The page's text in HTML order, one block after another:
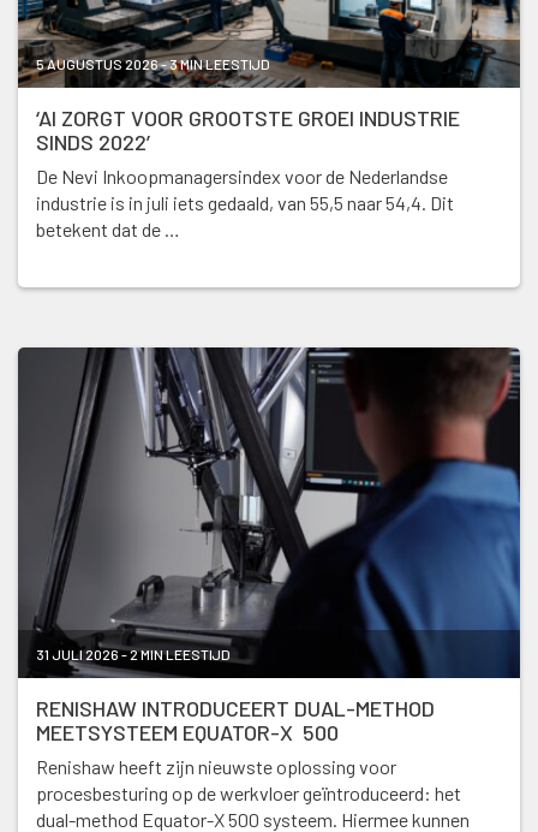
5 AUGUSTUS 2026 - 3 MIN LEESTIJD
‘AI ZORGT VOOR GROOTSTE GROEI INDUSTRIE
SINDS 2022’
De Nevi Inkoopmanagersindex voor de Nederlandse
industrie is in juli iets gedaald, van 55,5 naar 54,4. Dit
betekent dat de …
31 JULI 2026 - 2 MIN LEESTIJD
RENISHAW INTRODUCEERT DUAL-METHOD
MEETSYSTEEM EQUATOR-X 500
Renishaw heeft zijn nieuwste oplossing voor
procesbesturing op de werkvloer geïntroduceerd: het
dual-method Equator-X 500 systeem. Hiermee kunnen